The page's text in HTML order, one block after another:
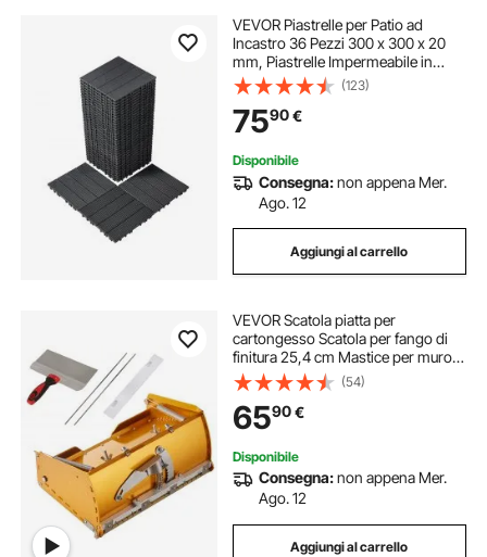
VEVOR Piastrelle per Patio ad
Incastro 36 Pezzi 300 x 300 x 20
mm, Piastrelle Impermeabile in
Plastica, Piastrelle per Tutte Le
Condizioni Atmosferiche, per
Portico Piscina Cortile, Grigio Scuro
(123)
7590€
Disponibile
Consegna:non appena Mer.
Ago. 12
Aggiungi al carrello
VEVOR Scatola piatta per
cartongesso Scatola per fango di
finitura 25,4 cm Mastice per muro
composto 2 lame bonus
(54)
6590€
Disponibile
Consegna:non appena Mer.
Ago. 12
Aggiungi al carrello